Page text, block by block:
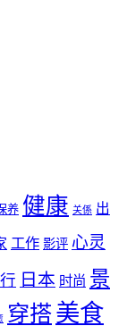
养 健康 关係 出
工作 影评 心灵
日本 时尚 景
穿搭美食